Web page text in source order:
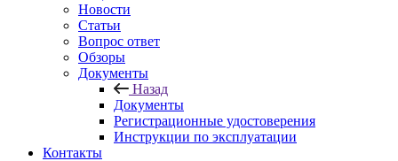
Новости
Статьи
Вопрос ответ
Обзоры
Документы
Назад
Документы
Регистрационные удостоверения
Инструкции по эксплуатации
Контакты